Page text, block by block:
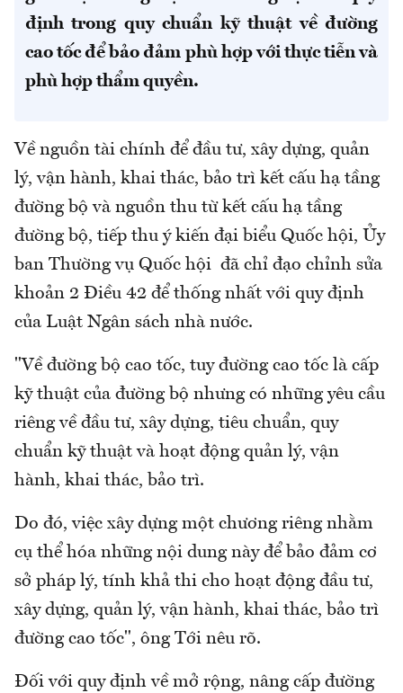
định trong quy chuẩn kỹ thuật về đường
cao tốc để bảo đảm phù hợp với thực tiễn và
phù hợp thẩm quyền.
Về nguồn tài chính để đầu tư, xây dựng, quản
lý, vận hành, khai thác, bảo trì kết cấu hạ tầng
đường bộ và nguồn thu từ kết cấu hạ tầng
đường bộ, tiếp thu ý kiến đại biểu Quốc hội, Ủy
ban Thường vụ Quốc hội đã chỉ đạo chỉnh sửa
khoản 2 Điều 42 để thống nhất với quy định
của Luật Ngân sách nhà nước.
"Về đường bộ cao tốc, tuy đường cao tốc là cấp
kỹ thuật của đường bộ nhưng có những yêu cầu
riêng về đầu tư, xây dựng, tiêu chuẩn, quy
chuẩn kỹ thuật và hoạt động quản lý, vận
hành, khai thác, bảo trì.
Do đó, việc xây dựng một chương riêng nhằm
cụ thể hóa những nội dung này để bảo đảm cơ
sở pháp lý, tính khả thi cho hoạt động đầu tư,
xây dựng, quản lý, vận hành, khai thác, bảo trì
đường cao tốc", ông Tới nêu rõ.
Đối với quy định về mở rộng, nâng cấp đường